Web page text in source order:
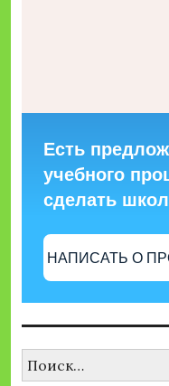
Есть
учебного
сделать
НАПИСАТЬ О